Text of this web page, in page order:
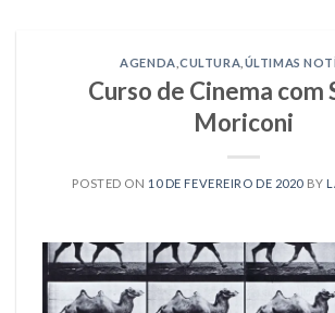
AGENDA ,CULTURA ÚLTIMAS
Curso de Cinema com
Moriconi
POSTED ON 10 DE FEVEREIRO DE 2020BY